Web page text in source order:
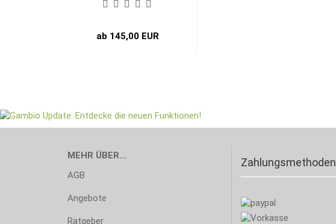
ab 145,00 EUR
MEHR ÜBER...
AGB
Angebote
Ratgeber
Zahlungsmethoden